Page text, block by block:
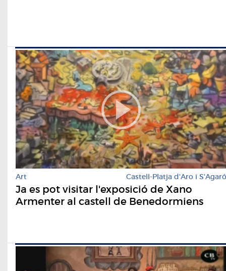
Art Castell-Platja d'Aro i S'Agaró
Ja es pot visitar l'exposició de Xano
Armenter al castell de Benedormiens